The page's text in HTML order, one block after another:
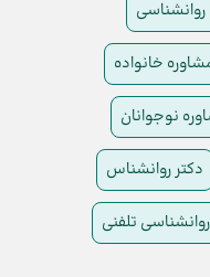
روانشناسی
خانواده
نوجوانان
دکتر روانشناس
تلفنی